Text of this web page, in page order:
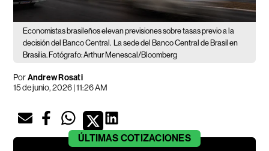
Economistas brasileños elevan previsiones sobre tasas previo a la
decisión del Banco Central.
La sede del Banco Central de Brasil en
Brasilia. Fotógrafo: Arthur Menescal/Bloomberg
PorAndrew Rosati
15 de junio, 2026 | 11:26 AM
ÚLTIMAS COTIZACIONES